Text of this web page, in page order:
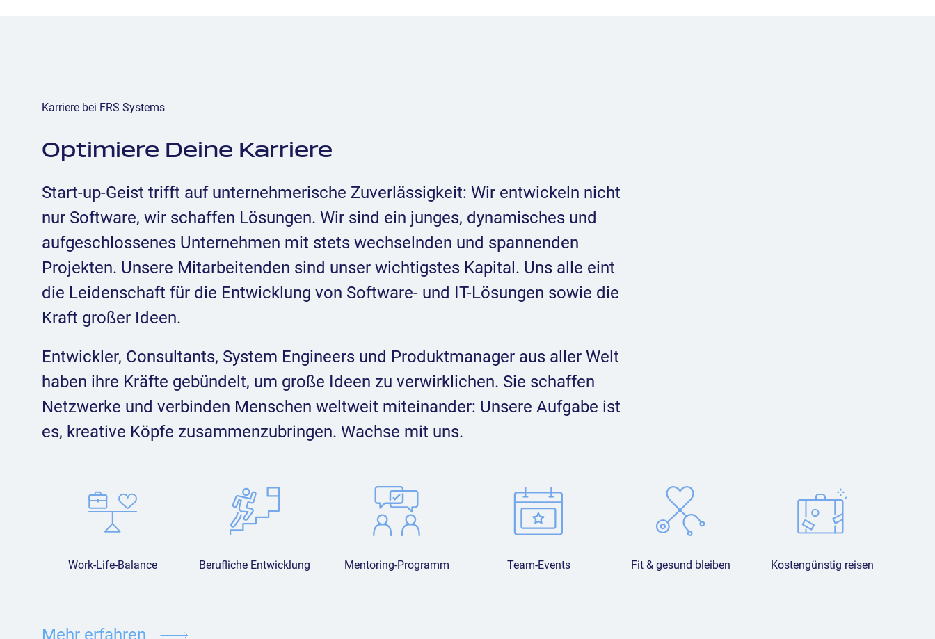
Karriere bei FRS Systems
Optimiere Deine Karriere
Start-up-Geist trifft auf unternehmerische Zuverlässigkeit: Wir entwickeln nicht
nur Software, wir schaffen Lösungen. Wir sind ein junges, dynamisches und
aufgeschlossenes Unternehmen mit stets wechselnden und spannenden
Projekten. Unsere Mitarbeitenden sind unser wichtigstes Kapital. Uns alle eint
die Leidenschaft für die Entwicklung von Software- und IT-Lösungen sowie die
Kraft großer Ideen.
Entwickler, Consultants, System Engineers und Produktmanager aus aller Welt
haben ihre Kräfte gebündelt, um große Ideen zu verwirklichen. Sie schaffen
Netzwerke und verbinden Menschen weltweit miteinander: Unsere Aufgabe ist
es, kreative Köpfe zusammenzubringen. Wachse mit uns.
Work-Life-Balance Berufliche Entwicklung Mentoring-Programm Team-Events Fit & gesund bleiben Kostengünstig reisen
Mehr erfahren